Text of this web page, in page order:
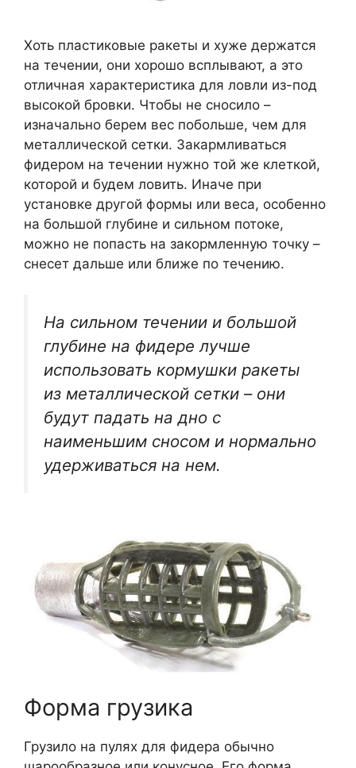
Хоть пластиковые ракеты и хуже держатся
на течении, они хорошо всплывают, а это
отличная характеристика для ловли из-под
высокой бровки. Чтобы не сносило –
изначально берем вес побольше, чем для
металлической сетки. Закармливаться
фидером на течении нужно той же клеткой,
которой и будем ловить. Иначе при
установке другой формы или веса, особенно
на большой глубине и сильном потоке,
можно не попасть на закормленную точку –
снесет дальше или ближе по течению.
На сильном течении и большой
глубине на фидере лучше
использовать кормушки ракеты
из металлической сетки – они
будут падать на дно с
наименьшим сносом и нормально
удерживаться на нем.
Форма грузика
Грузило на пулях для фидера обычно